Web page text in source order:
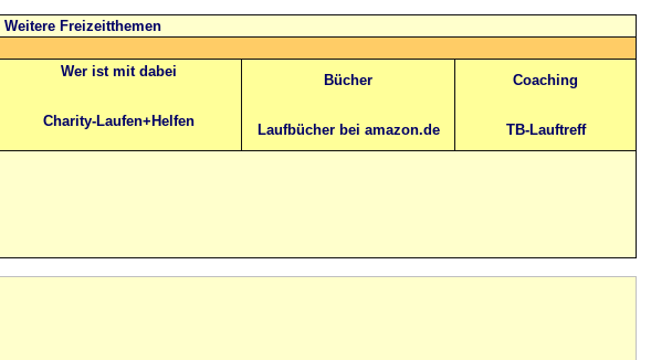
Weitere Freizeitthemen
Wer ist mit dabei
Charity-Laufen+Helfen
Bücher
Laufbücher bei amazon.de
Coaching
TB-Lauftreff